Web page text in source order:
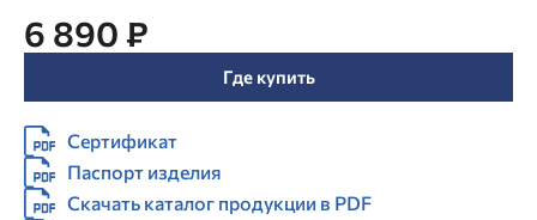
6 890 ₽
Где купить
Сертификат
Паспорт изделия
Скачать каталог продукции в PDF